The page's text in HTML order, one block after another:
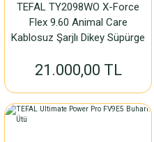
TEFAL TY2098WO X-Force
Flex 9.60 Animal Care
Kablosuz Şarjlı Dikey Süpürge
21.000,00 TL